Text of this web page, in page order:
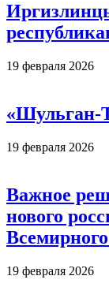
19 февраля 2026
«Шульган-
19 февраля 2026
Важное
нового
19 февраля 2026